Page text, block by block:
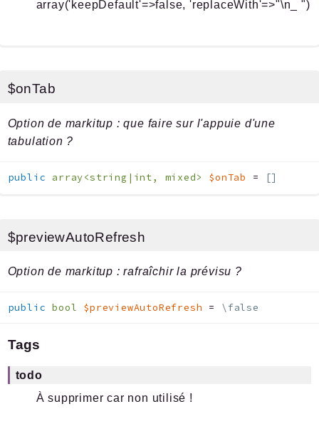
array('keepDefault'=>false, 'replaceWith'=>"\n_ ")
$onTab
Option de markitup : que faire sur l'appuie d'une
tabulation ?
public array<string|int, mixed> $onTab = []
$previewAutoRefresh
Option de markitup : rafraîchir la prévisu ?
public bool $previewAutoRefresh = \false
Tags
todo
À supprimer car non utilisé !